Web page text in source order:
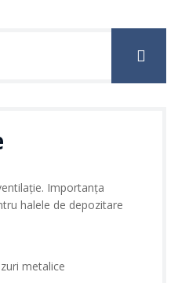
Importanța
halele de depozitare
metalice